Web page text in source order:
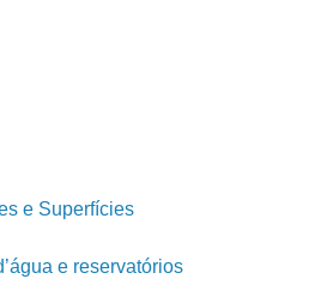
e Superfícies
e reservatórios